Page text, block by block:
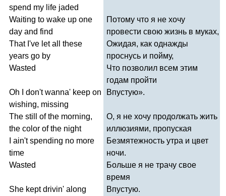
spend my life jaded
Waiting to wake up one
day and find
That I've let all
these
years go by
Wasted
Oh don't wanna' keep on
wishing, missing
The still of the morning,
the color of the night
ain't spending no more
time
Wasted
She kept drivin' along
Потому что я не хочу
провести свою жизнь в муках,
Ожидая, как однажды
проснусь и пойму,
Что позволил всем этим
годам пройти
Впустую».
О, я не хочу продолжать жить
иллюзиями, пропуская
Безмятежность утра и цвет
ночи.
Больше я не трачу свое
время
Впустую.